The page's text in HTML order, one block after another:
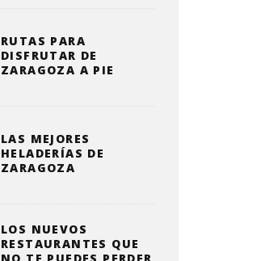
RUTAS PARA
DISFRUTAR DE
ZARAGOZA A PIE
LAS MEJORES
HELADERÍAS DE
ZARAGOZA
LOS NUEVOS
RESTAURANTES QUE
NO TE PUEDES PERDER